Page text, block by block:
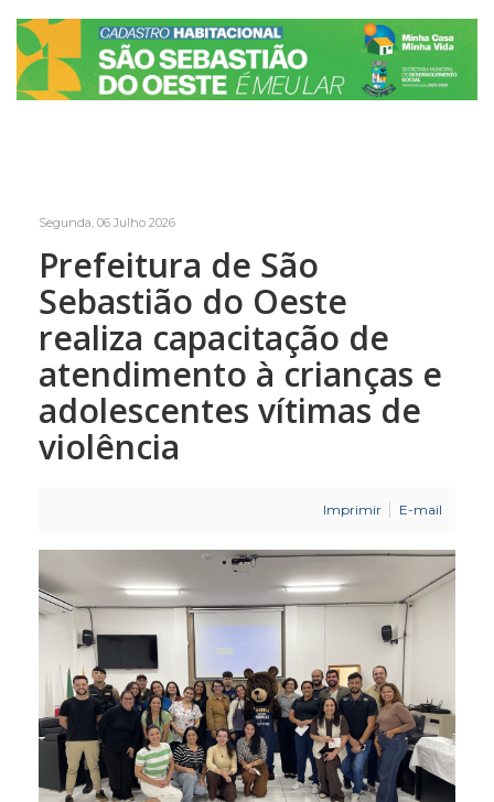
Segunda, 06 Julho 2026
Prefeitura de São
Sebastião do Oeste
realiza capacitação de
atendimento à crianças e
adolescentes vítimas de
violência
Imprimir E-mail